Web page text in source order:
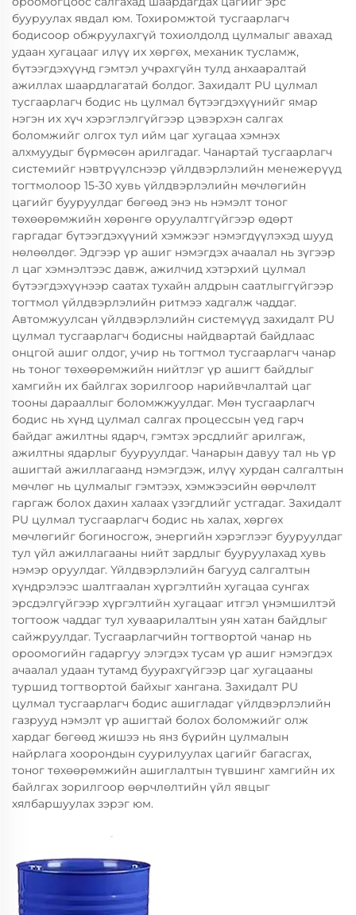
бууруулах явдал юм. Тохиромжтой тусгаарлагч
бодисоор обжруулахгүй тохиолдолд цулмалыг авахад
удаан хугацааг илүү их хөргөх, механик тусламж,
бүтээгдэхүүнд гэмтэл учрахгүйн тулд анхааралтай
ажиллах шаардлагатай болдог. Захидалт PU цулмал
тусгаарлагч бодис нь цулмал бүтээгдэхүүнийг ямар
нэгэн их хүч хэрэглэлгүйгээр цэвэрхэн салгах
боломжийг олгох тул ийм цаг хугацаа хэмнэх
алхмуудыг бүрмөсөн арилгадаг. Чанартай тусгаарлагч
системийг нэвтрүүлснээр үйлдвэрлэлийн менежерүүд
тогтмолоор 15-30 хувь үйлдвэрлэлийн мөчлөгийн
цагийг бууруулдаг бөгөөд энэ нь нэмэлт тоног
төхөөрөмжийн хөрөнгө оруулалтгүйгээр өдөрт
гаргадаг бүтээгдэхүүний хэмжээг нэмэгдүүлэхэд шууд
нөлөөлдөг. Эдгээр үр ашиг нэмэгдэх ачаалал нь зүгээр
л цаг хэмнэлтээс давж, ажилчид хэтэрхий цулмал
бүтээгдэхүүнээр саатах тухайн алдрын саатлыггүйгээр
тогтмол үйлдвэрлэлийн ритмээ хадгалж чаддаг.
Автомжуулсан үйлдвэрлэлийн системүүд захидалт PU
цулмал тусгаарлагч бодисны найдвартай байдлаас
онцгой ашиг олдог, учир нь тогтмол тусгаарлагч чанар
нь тоног төхөөрөмжийн нийтлэг үр ашигт байдлыг
хамгийн их байлгах зорилгоор нарийвчлалтай цаг
тооны дарааллыг боломжжуулдаг. Мөн тусгаарлагч
бодис нь хүнд цулмал салгах процессын үед гарч
байдаг ажилтны ядарч, гэмтэх эрсдлийг арилгаж,
ажилтны ядарлыг бууруулдаг. Чанарын давуу тал нь үр
ашигтай ажиллагаанд нэмэгдэж, илүү хурдан салгалтын
мөчлөг нь цулмалыг гэмтээх, хэмжээсийн өөрчлөлт
гаргаж болох дахин халаах үзэгдлийг устгадаг. Захидалт
PU цулмал тусгаарлагч бодис нь халах, хөргөх
мөчлөгийг богиносгож, энергийн хэрэглээг бууруулдаг
тул үйл ажиллагааны нийт зардлыг бууруулахад хувь
нэмэр оруулдаг. Үйлдвэрлэлийн багууд салгалтын
хүндрэлээс шалтгаалан хүргэлтийн хугацаа сунгах
эрсдэлгүйгээр хүргэлтийн хугацааг итгэл үнэмшилтэй
тогтоож чаддаг тул хуваарилалтын уян хатан байдлыг
сайжруулдаг. Тусгаарлагчийн тогтвортой чанар нь
ороомогийн гадаргуу элэгдэх тусам үр ашиг нэмэгдэх
ачаалал удаан тутамд буурахгүйгээр цаг хугацааны
туршид тогтвортой байхыг хангана. Захидалт PU
цулмал тусгаарлагч бодис ашигладаг үйлдвэрлэлийн
газрууд нэмэлт үр ашигтай болох боломжийг олж
хардаг бөгөөд жишээ нь янз бүрийн цулмалын
найрлага хоорондын суурилуулах цагийг багасгах,
тоног төхөөрөмжийн ашиглалтын түвшинг хамгийн их
байлгах зорилгоор өөрчлөлтийн үйл явцыг
хялбаршуулах зэрэг юм.